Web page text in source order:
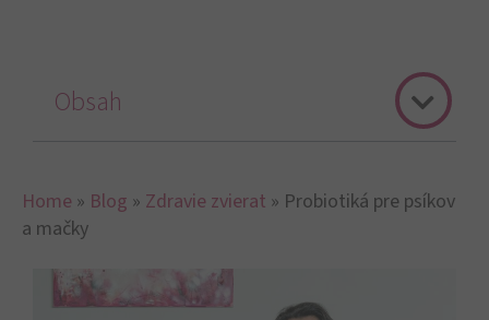
Home » Blog » Zdravie zvierat » Probiotiká pre psíkov
a mačky
Obsah